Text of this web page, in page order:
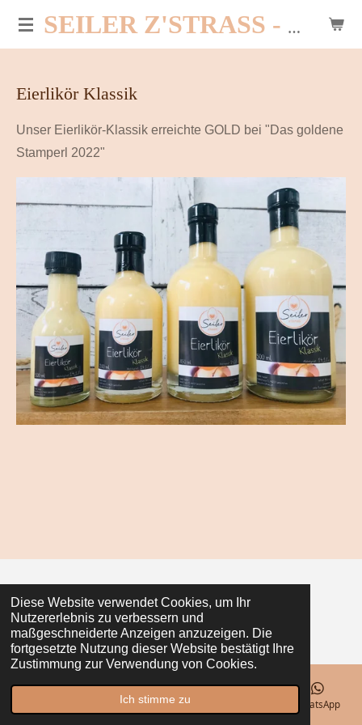
Diese Website verwendet Cookies, um Ihr
Nutzererlebnis zu verbessern und
maßgeschneiderte Anzeigen anzuzeigen. Die
fortgesetzte Nutzung dieser Website bestätigt Ihre
Zustimmung zur Verwendung von Cookies.
Ich stimme zu
Zum
SEILER Z'STRASS - HOFLADEN PER SELBSTBEDIENUNG
Eierlikör Klassik
Unser Eierlikör-Klassik erreichte GOLD bei "Das goldene
Stamperl 2022"
© 2021 - 2026 Seiler z‘Straß
Mit Unterstützung von Webador
Telefon Karte WhatsApp